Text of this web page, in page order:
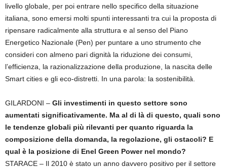
livello globale, per poi entrare nello specifico della situazione
italiana, sono emersi molti spunti interessanti tra cui la proposta di
ripensare radicalmente alla struttura e al senso del Piano
Energetico Nazionale (Pen) per puntare a uno strumento che
consideri con almeno pari dignità la riduzione dei consumi,
l’efficienza, la razionalizzazione della produzione, la nascita delle
Smart cities e gli eco-distretti. In una parola: la sostenibilità.
GILARDONI – Gli investimenti in questo settore sono
aumentati significativamente. Ma al di là di questo, quali sono
le tendenze globali più rilevanti per quanto riguarda la
composizione della domanda, la regolazione, gli ostacoli? E
qual è la posizione di Enel Green Power nel mondo?
STARACE – Il 2010 è stato un anno davvero positivo per il settore